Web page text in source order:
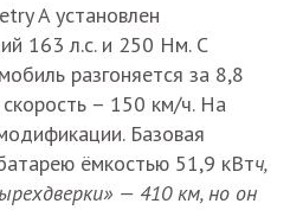
A установлен
163 л.с. и 250 Нм. С
разгоняется за 8,8
– 150 км/ч. На
Базовая
ёмкостью 51,9 кВтч,
— 410 км, но он